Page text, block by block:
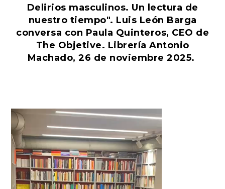
Delirios masculinos. Un lectura de
nuestro tiempo". Luis León Barga
conversa con Paula Quinteros, CEO de
The Objetive. Librería Antonio
Machado, 26 de noviembre 2025.
Reproductor
de
vídeo